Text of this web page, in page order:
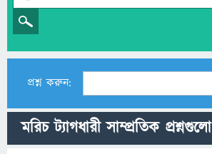
প্রশ্ন করুন:
মরিচ ট্যাগধারী সাম্প্রতিক প্রশ্নগুলো